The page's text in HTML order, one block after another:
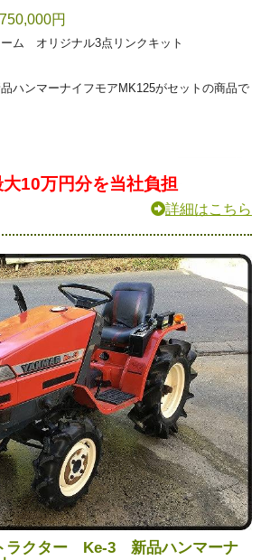
円
ム オリジナル3点リンクキット
ハンマーナイフモアMK125がセットの商品で
10万円分を当社負担
詳細はこちら
ラクター Ke-3 新品ハンマーナ